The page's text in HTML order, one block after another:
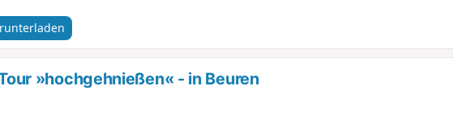
auf der sich knuddelig flauschige Alpakas in verschiedenen
Besuch freuen. Dann geht die Wanderung vorbei an
das eine gemütliche Bank für Wanderer beherbergt.
ein Schild, um die Vorbeiziehenden daran zu erinnern, dass
ein wenig Zeit für schöne Augenblicke nehmen soll.
»hochgehnießen« - in Beuren